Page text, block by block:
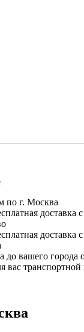
по г. Москва
доставка
доставка
до вашего города
вас